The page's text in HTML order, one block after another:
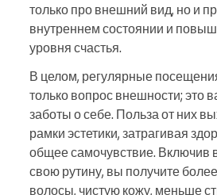
только про внешний вид, но и
внутреннем состоянии и
уровня счастья.
В целом, регулярные
только вопрос внешности; это
заботы о себе. Польза от них
рамки эстетики, затрагивая
общее самочувствие. Включив
свою рутину, вы получите
волосы, чистую кожу, меньше